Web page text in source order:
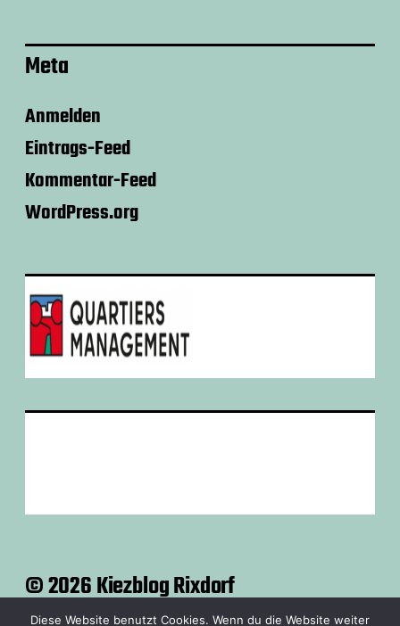
Meta
Anmelden
Eintrags-Feed
Kommentar-Feed
WordPress.org
© 2026 Kiezblog Rixdorf
Diese Website benutzt Cookies. Wenn du die Website weiter